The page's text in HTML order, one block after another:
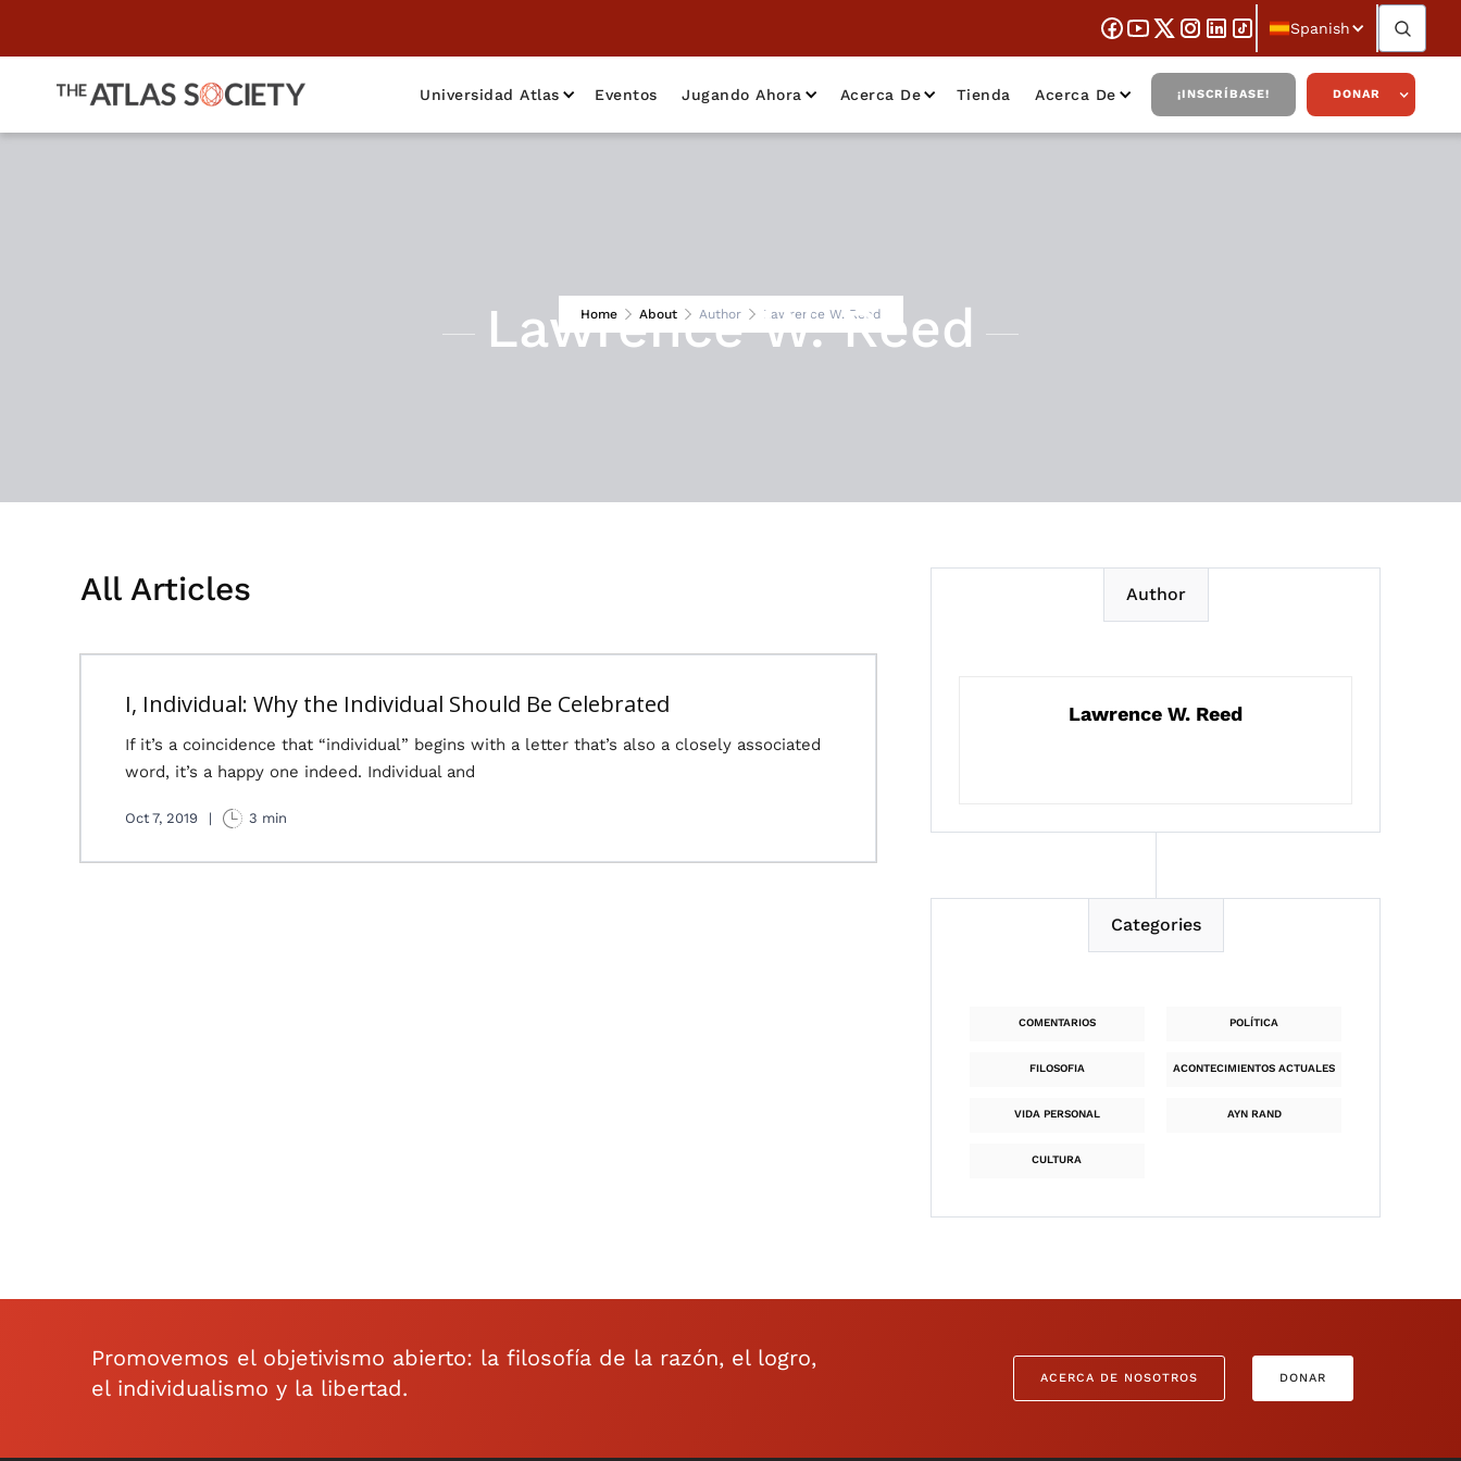
Spanish
Universidad Atlas Eventos Jugando Ahora Acerca De Tienda Acerca De ¡INSCRÍBASE! DONAR
Home About Author Lawrence W. Reed
Lawrence W. Reed
All Articles
I, Individual: Why the Individual Should Be Celebrated
If it’s a coincidence that “individual” begins with a letter that’s also a closely associated
word, it’s a happy one indeed. Individual and
Oct 7, 2019 | 3 min
Author
Lawrence W. Reed
Categories
COMENTARIOS POLÍTICA
FILOSOFIA ACONTECIMIENTOS ACTUALES
VIDA PERSONAL AYN RAND
CULTURA
Promovemos el objetivismo abierto: la filosofía de la razón, el logro,
el individualismo y la libertad.
ACERCA DE NOSOTROS DONAR